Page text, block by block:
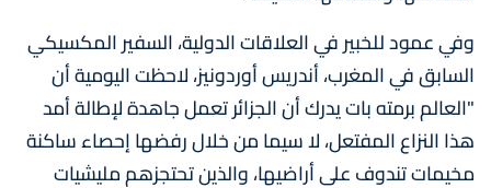
وفي عمود للخبير في العلاقات الدولية، السفير المكسيكي
السابق في المغرب، أندريس أوردونيز، لاحظت اليومية أن
"العالم برمته بات يدرك أن الجزائر تعمل جاهدة لإطالة أمد
هذا النزاع المفتعل، لا سيما من خلال رفضها إحصاء ساكنة
مخيمات تندوف على أراضيها، والذين تحتجزهم مليشيات